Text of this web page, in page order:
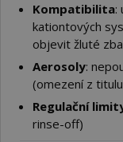
Kompatibilita:
kationtových
objevit žluté
Aerosoly:
(omezení z
Regulační
rinse-off)